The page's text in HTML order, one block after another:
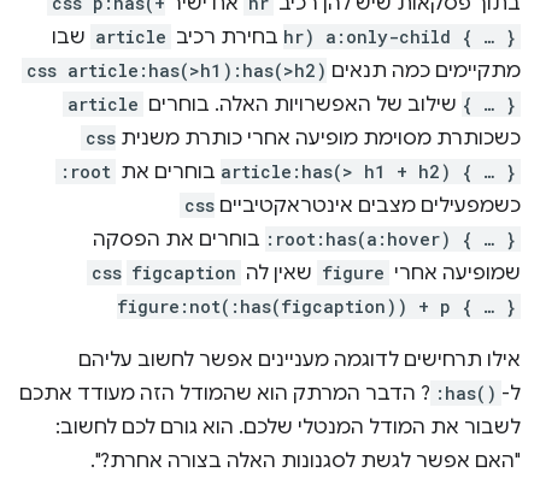
hr) a:only-child { … } בחירת רכיב article שבו
מתקיימים כמה תנאים css article:has(>h1):has(>h2)
{ … } שילוב של האפשרויות האלה. בוחרים article
כשכותרת מסוימת מופיעה אחרי כותרת משנית css
article:has(> h1 + h2) { … } בוחרים את :root
כשמפעילים מצבים אינטראקטיביים css
:root:has(a:hover) { … } בוחרים את הפסקה
שמופיעה אחרי figure שאין לה figcaption
css
figure:not(:has(figcaption)) + p { … }
אילו תרחישים לדוגמה מעניינים אפשר לחשוב עליהם
ל- :has() ? הדבר המרתק הוא שהמודל הזה מעודד אתכם
לשבור את המודל המנטלי שלכם. הוא גורם לכם לחשוב:
"האם אפשר לגשת לסגנונות האלה בצורה אחרת?".